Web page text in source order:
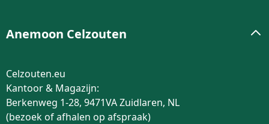
Anemoon Celzouten
Celzouten.eu
Kantoor & Magazijn:
Berkenweg 1-28, 9471VA Zuidlaren, NL
(bezoek of afhalen op afspraak)